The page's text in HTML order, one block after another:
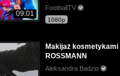
09:01
FootballTV
1080p
Makijaż kosmetykami
ROSSMANN
Aleksandra Badzio